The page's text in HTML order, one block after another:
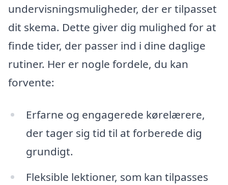
undervisningsmuligheder, der er tilpasset
dit skema. Dette giver dig mulighed for at
finde tider, der passer ind i dine daglige
rutiner. Her er nogle fordele, du kan
forvente:
Erfarne og engagerede kørelærere,
der tager sig tid til at forberede dig
grundigt.
Fleksible lektioner, som kan tilpasses